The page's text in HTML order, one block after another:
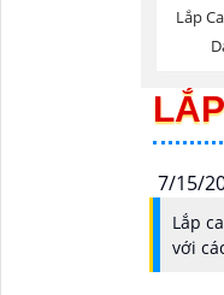
Lắp
7/15/
Lắp
với